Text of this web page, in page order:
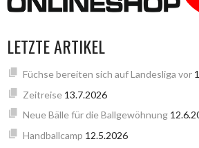
LETZTE ARTIKEL
Füchse bereiten sich auf Landesliga vor
Zeitreise 13.7.2026
Neue Bälle für die Ballgewöhnung
Handballcamp 12.5.2026